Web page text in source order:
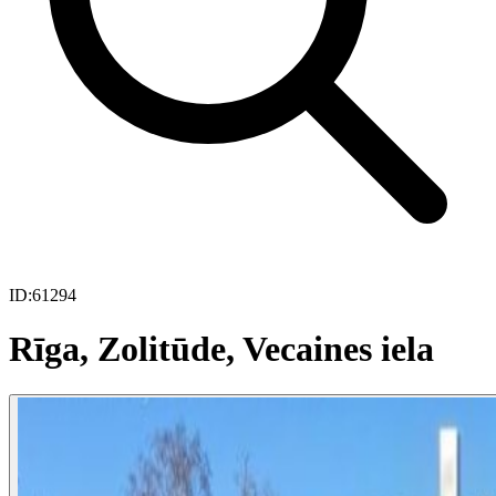
ID:61294
Rīga, Zolitūde, Vecaines iela